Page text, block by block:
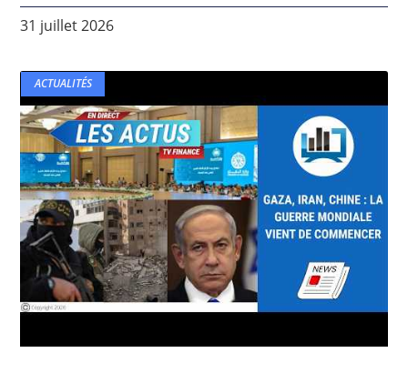
31 juillet 2026
ACTUALITÉS